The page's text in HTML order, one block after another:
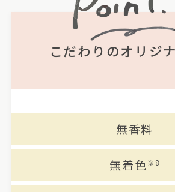
こだわりのオリジ
無香料
無着色※8